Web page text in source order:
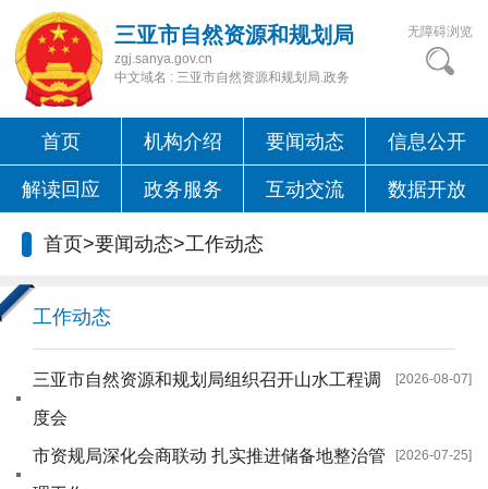
三亚市自然资源和规划局
zgj.sanya.gov.cn
中文域名 : 三亚市自然资源和规划局.政务
无障碍浏览
首页 机构介绍 要闻动态 信息公开
解读回应 政务服务 互动交流 数据开放
首页>要闻动态>工作动态
工作动态
[2026-08-07]
三亚市自然资源和规划局组织召开山水工程调
度会
[2026-07-25]
市资规局深化会商联动 扎实推进储备地整治管